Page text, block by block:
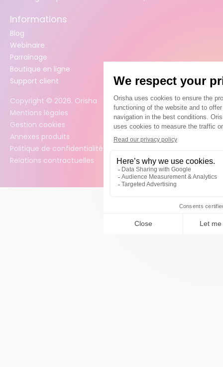
Informations
Blog
Webinaire
Parrainage
Boutique en ligne
Support client
Copyright © 2026. Orisha
Mentions légales
Gestion cookies
Annexes produits
Politique de confidentialité des données
Relations contractuelles